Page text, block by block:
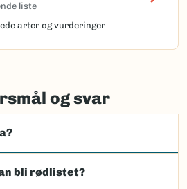
liste
arter og vurderinger
og svar
bli rødlistet?